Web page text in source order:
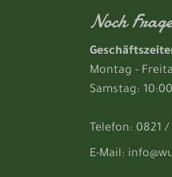
Noch
Montag -
Samstag:
Telefon: 0821
E-Mail: